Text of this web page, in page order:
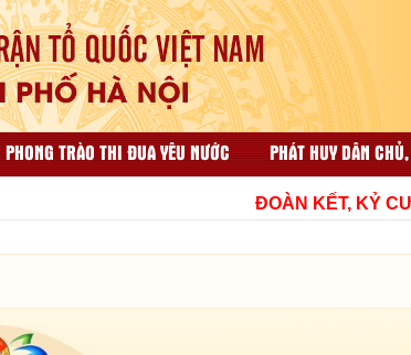
PHONG TRÀO THI ĐUA YÊU NƯỚC
PHÁT HUY DÂN
CÔNG TÁC TỔ CHỨC VÀ THI ĐUA KHEN THƯỞNG
ĐOÀN KẾT, KỶ